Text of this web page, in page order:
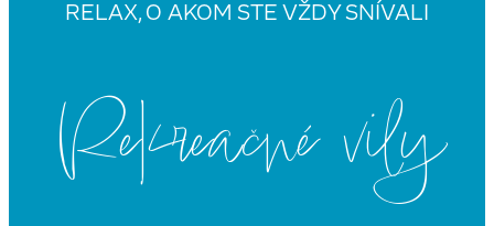
RELAX, O AKOM STE VŽDY SNÍVALI
Rekreačné vily